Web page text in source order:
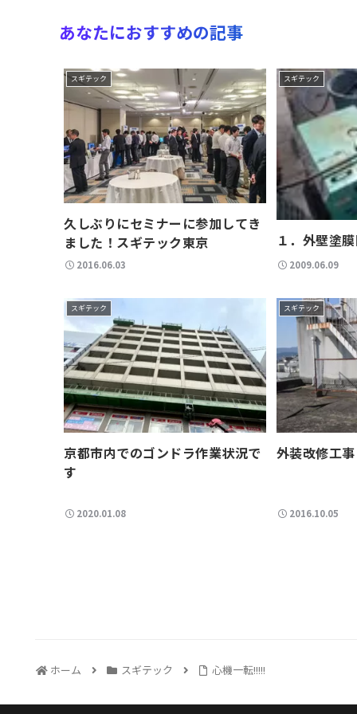
あなたにおすすめの記事
スギテック
久しぶりにセミナーに参加してき
ました！スギテック東京
2016.06.03
スギテック
１．外壁塗
2009.06.09
スギテック
京都市内でのゴンドラ作業状況で
す
2020.01.08
スギテック
外装改修工
2016.10.05
ホーム スギテック 心機一転!!!!!